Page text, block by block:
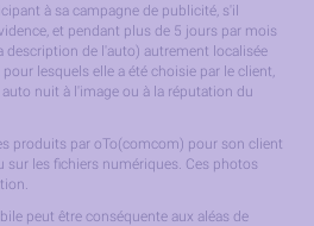
à sa campagne de publicité, s'il
et pendant plus de 5 jours par mois
description de l'auto) autrement localisée
lesquels elle a été choisie par le client,
nuit à l'image ou à la réputation du
produits par oTo(comcom) pour son client
sur les fichiers numériques. Ces photos
peut être conséquente aux aléas de